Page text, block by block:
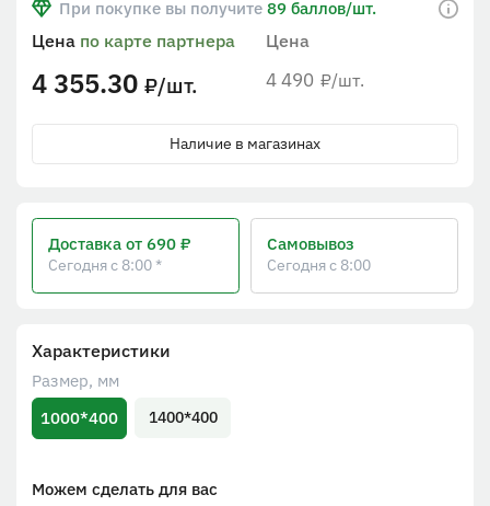
Характеристики
Размер, мм
1000*400
1400*400
Можем сделать для вас
При покупке вы получите 89 баллов/шт.
Цена
4 490 ₽/шт.
Цена по карте партнера
4 355.30 ₽/шт.
Наличие в магазинах
Доставка от 690 ₽
Сегодня с 8:00 *
Самовывоз
Сегодня с 8:00